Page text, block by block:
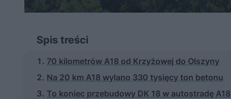
Spis treści
70 kilometrów A18 od Krzyżowej do Olszyny
Na 20 km A18 wylano 330 tysięcy ton betonu
To koniec przebudowy DK 18 w autostradę A18